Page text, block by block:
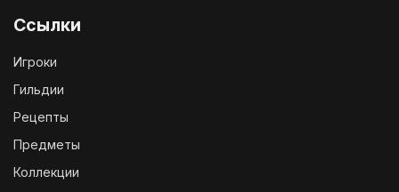
Ссылки
Игроки
Гильдии
Рецепты
Предметы
Коллекции